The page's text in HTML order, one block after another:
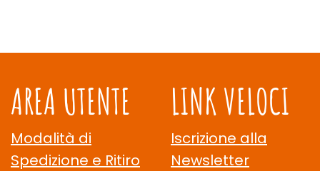
AREA UTENTE
Modalità di
Spedizione e Ritiro
LINK VELOCI
Iscrizione alla
Newsletter